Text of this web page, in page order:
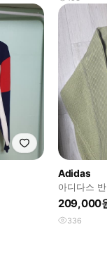
Adidas
아디다스
209,000
336